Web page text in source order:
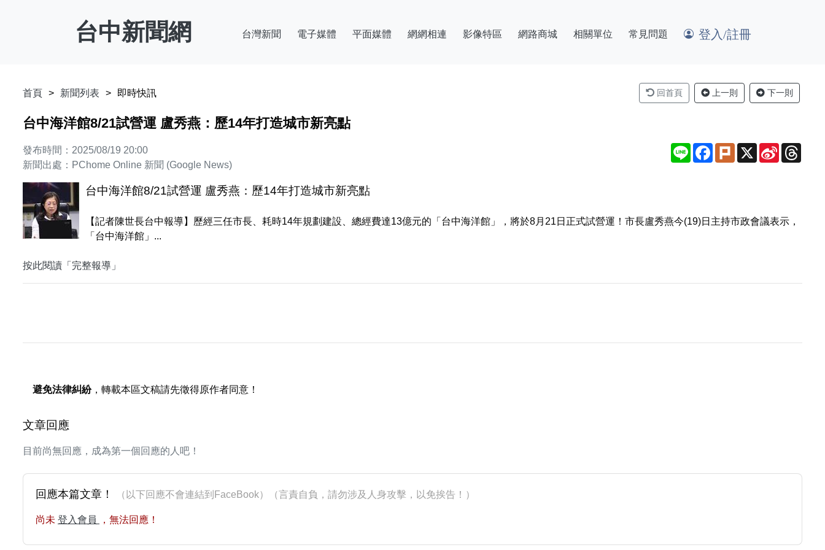
台中新聞網 台灣新聞 電子媒體 平面媒體 網網相連 影像特區 網路商城 相關單位 常見問題 登入/註冊
首頁 新聞列表 即時快訊 回首頁 上一則 下一則
台中海洋館8/21試營運 盧秀燕：歷14年打造城市新亮點
發布時間：2025/08/19 20:00
新聞出處：PChome Online 新聞 (Google News)
Line Facebook
Plurk X
Sina
Weibo
台中海洋館8/21試營運 盧秀燕：歷14年打造城市新亮點
【記者陳世長台中報導】歷經三任市長、耗時14年規劃建設、總經費達13億元的「台中海洋館」，將於8月21日正式試營運！市長盧秀燕今(19)日主持市政會議表示，
「台中海洋館」...
按此閱讀「完整報導」
避免法律糾紛，轉載本區文稿請先徵得原作者同意！
文章回應
目前尚無回應，成為第一個回應的人吧！
回應本篇文章！ （以下回應不會連結到FaceBook）（言責自負，請勿涉及人身攻擊，以免挨告！）
尚未 登入會員 ，無法回應！